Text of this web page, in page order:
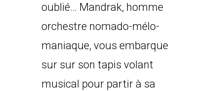
oublié… Mandrak, homme
orchestre nomado-mélo-
maniaque, vous embarque
sur sur son tapis volant
musical pour partir à sa